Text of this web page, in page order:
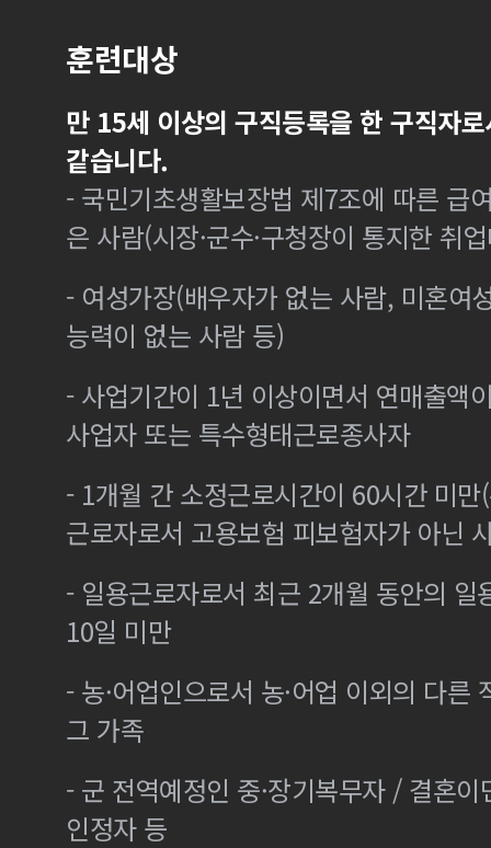
훈련대상
만 15세 이상의 구직등록을 한 구직자
같습니다.
- 국민기초생활보장법 제7조에 따른 급
은 사람(시장·군수·구청장이 통지한 취
- 여성가장(배우자가 없는 사람, 미혼여
능력이 없는 사람 등)
- 사업기간이 1년 이상이면서 연매출액
사업자 또는 특수형태근로종사자
- 1개월 간 소정근로시간이 60시간 미
근로자로서 고용보험 피보험자가 아닌
- 일용근로자로서 최근 2개월 동안의 일
10일 미만
- 농·어업인으로서 농·어업 이외의 다른
그 가족
- 군 전역예정인 중·장기복무자 / 결혼
인정자 등